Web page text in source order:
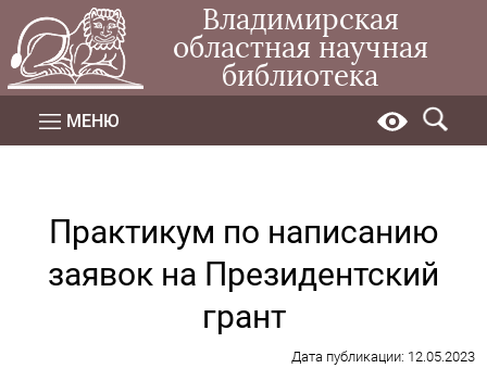
Владимирская
областная научная
библиотека
МЕНЮ
Практикум по написанию
заявок на Президентский
грант
Дата публикации: 12.05.2023